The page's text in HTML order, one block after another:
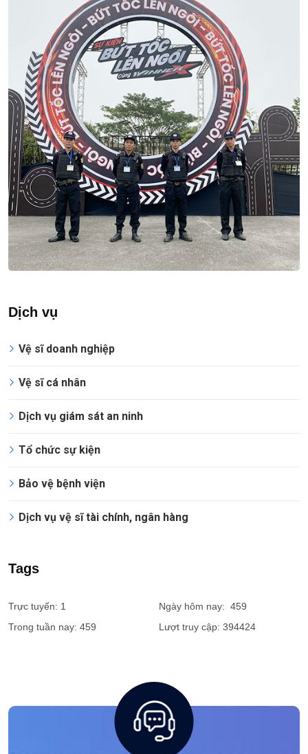
Dịch vụ
Vệ sĩ doanh nghiệp
Vệ sĩ cá nhân
Dịch vụ giám sát an ninh
Tổ chức sự kiện
Bảo vệ bệnh viện
Dịch vụ vệ sĩ tài chính, ngân hàng
Tags
Trực tuyến: 1
Ngày hôm nay: 459
Trong tuần nay: 459
Lượt truy cập: 394424